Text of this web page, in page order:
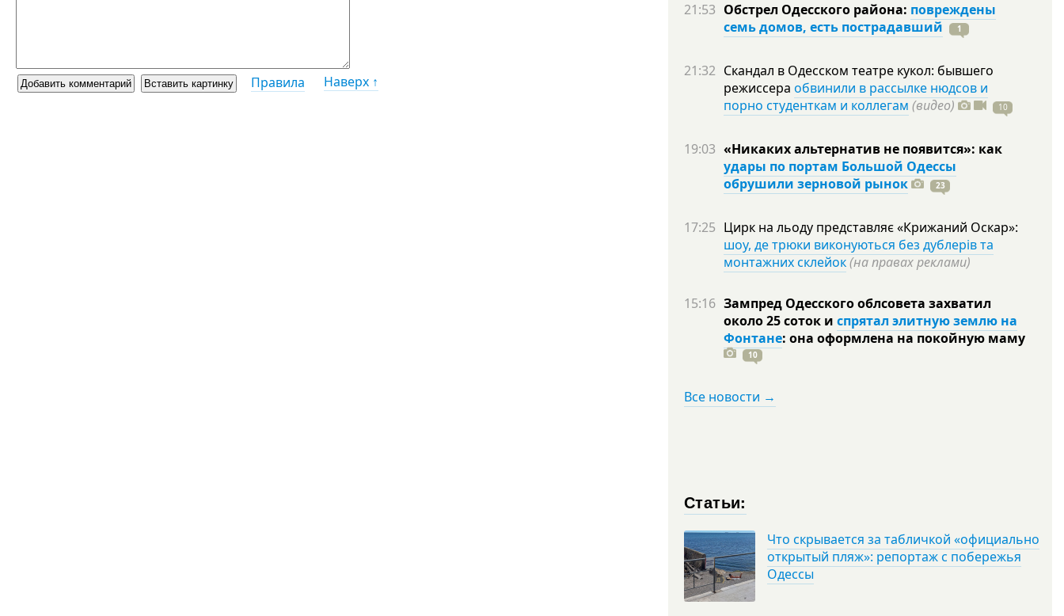
Правила Наверх ↑
21:53 Обстрел Одесского района: повреждены
семь домов, есть пострадавший
1
21:32 Скандал в Одесском театре кукол: бывшего
режиссера обвинили в рассылке нюдсов и
порно студенткам и коллегам (видео) 10
19:03 «Никаких альтернатив не появится»: как
удары по портам Большой Одессы
обрушили зерновой рынок
23
17:25 Цирк на льоду представляє «Крижаний Оскар»:
шоу, де трюки виконуються без дублерів та
монтажних склейок(на правах реклами)
15:16 Зампред Одесского облсовета захватил
около 25 соток и спрятал элитную землю на
Фонтане: она оформлена на покойную маму
10
Все новости →
Статьи:
Что скрывается за табличкой «официально
открытый пляж»: репортаж с побережья
Одессы